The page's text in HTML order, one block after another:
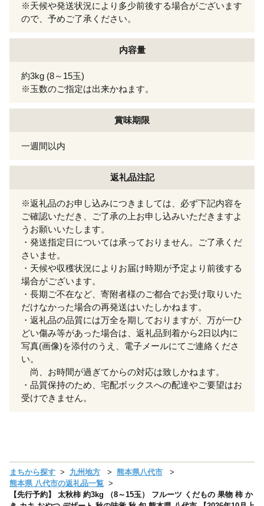
※天候や発送状況により多少前後する場合がございます
ので、予めご了承ください。
内容量
約3kg (8～15玉)
※玉数のご指定は出来かねます。
賞味期限
一週間以内
返礼品注記
※返礼品のお申し込みにつきましては、必ず下記内容を
ご確認いただき、ご了承の上お申し込みいただきますよ
うお願いいたします。
・発送指定日については承っておりません。ご了承くだ
さいませ。
・天候や収穫状況によりお届け時期が予定より前後する
場合がございます。
・長期ご不在など、寄附者様のご都合でお受け取りいた
だけなかった場合の再発送はいたしかねます。
・返礼品の品質には万全を期しておりますが、万が一ひ
どい傷み等があった場合は、返礼品到着から2日以内に
写真(画像)を添付のうえ、電子メールにてご連絡くださ
い。
尚、お時間が過ぎてからの対応は致しかねます。
・品質保持のため、宅配ボックスへの配達やご要望はお
受けできません。
まちから探す 九州地方
熊本県八代市
熊本県 八代市の返礼品一覧
【先行予約】 太秋柿 約3kg （8～15玉） フルーツ くだもの 果物 柿 か